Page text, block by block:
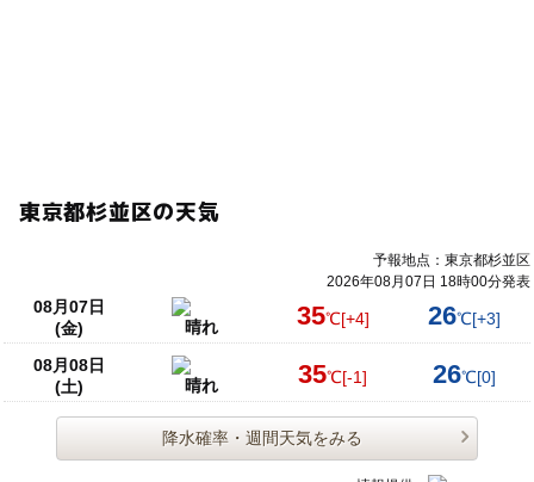
東京都杉並区の天気
予報地点：東京都杉並区
2026年08月07日 18時00分発表
08月07日
(金)
晴れ 35℃[+4] 26℃[+3]
08月08日
(土)
晴れ 35℃[-1] 26℃[0]
降水確率・週間天気をみる